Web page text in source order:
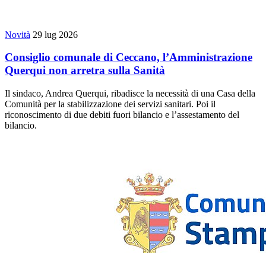
Novità 29 lug 2026
Consiglio comunale di Ceccano, l’Amministrazione
Querqui non arretra sulla Sanità
Il sindaco, Andrea Querqui, ribadisce la necessità di una Casa della
Comunità per la stabilizzazione dei servizi sanitari. Poi il
riconoscimento di due debiti fuori bilancio e l’assestamento del
bilancio.